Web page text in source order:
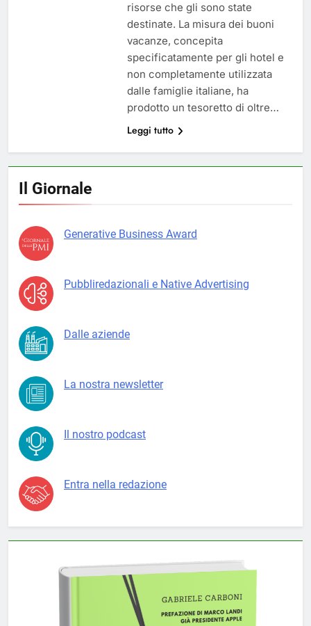
risorse che gli sono state
destinate. La misura dei buoni
vacanze, concepita
specificatamente per gli hotel e
non completamente utilizzata
dalle famiglie italiane, ha
prodotto un tesoretto di oltre…
Leggi tutto
Il Giornale
Generative Business Award
Pubbliredazionali e Native Advertising
Dalle aziende
La nostra newsletter
Il nostro podcast
Entra nella redazione